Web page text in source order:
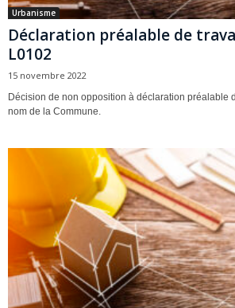
Urbanisme
Déclaration préalable de
L0102
15 novembre 2022
Décision de non opposition à déclaration préalable
nom de la Commune.